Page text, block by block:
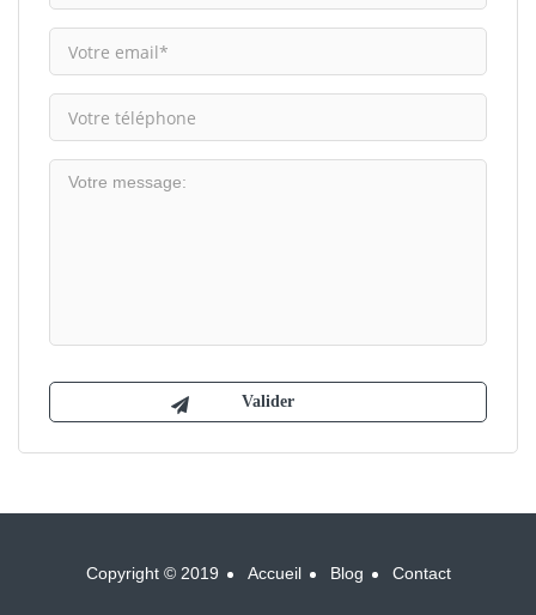
Copyright © 2019 Accueil Blog Contact